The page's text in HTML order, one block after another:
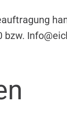
bzw.